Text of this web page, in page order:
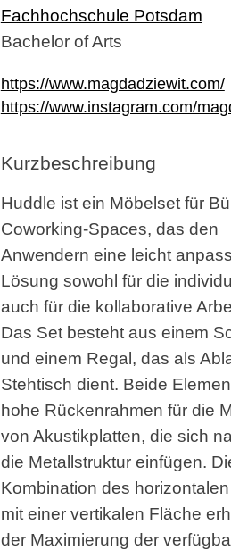
Fachhochschule Potsdam
Bachelor of Arts
https://www.magdadziewit.com/
https://www.instagram.com/
Kurzbeschreibung
Huddle ist ein Möbelset für
Coworking-Spaces, das den
Anwendern eine leicht
Lösung sowohl für die
auch für die kollaborative
Das Set besteht aus einem
und einem Regal, das als
Stehtisch dient. Beide
hohe Rückenrahmen für die
von Akustikplatten, die sich
die Metallstruktur einfügen.
Kombination des
mit einer vertikalen Fläche
der Maximierung der